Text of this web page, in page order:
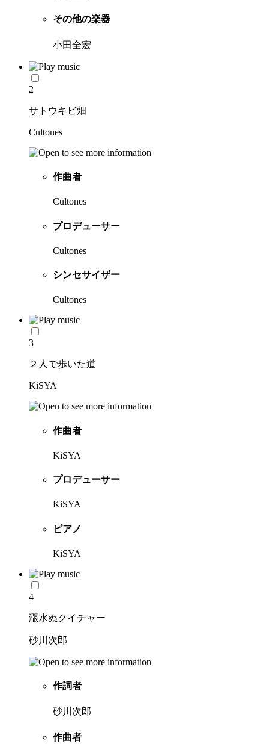
その他の楽器
小田全宏
2
サトウキビ畑
Cultones
作曲者
Cultones
プロデューサー
Cultones
シンセサイザー
Cultones
3
２人で歩いた道
KiSYA
作曲者
KiSYA
プロデューサー
KiSYA
ピアノ
KiSYA
4
漲水ぬクイチャー
砂川次郎
作詞者
砂川次郎
作曲者